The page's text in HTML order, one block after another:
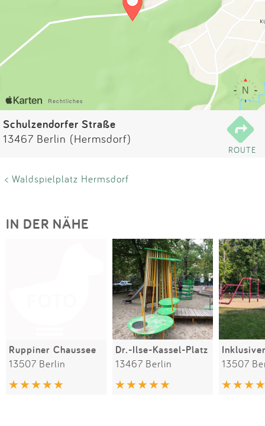
Partner
Anmelden
Schulzendorfer Straße
13467 Berlin (Hermsdorf)
ROUTE
< Waldspielplatz Hermsdorf
IN DER NÄHE
Ruppiner Chaussee
13507 Berlin
Dr.-Ilse-Kassel-Platz
13467 Berlin 13507